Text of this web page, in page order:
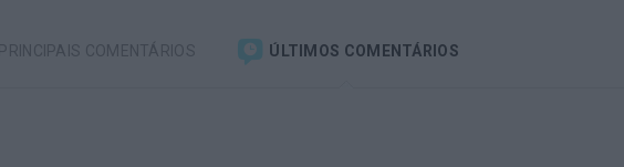
PRINCIPAIS COMENTÁRIOS ÚLTIMOS COMENTÁRIOS